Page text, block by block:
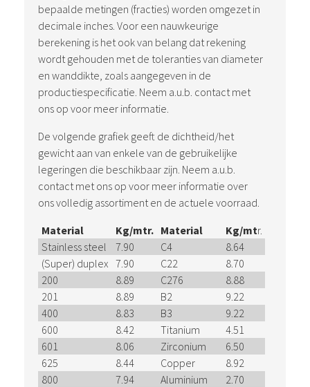
bepaalde metingen (fracties) worden omgezet in
decimale inches. Voor een nauwkeurige
berekening is het ook van belang dat rekening
wordt gehouden met de toleranties van diameter
en wanddikte, zoals aangegeven in de
productiespecificatie. Neem a.u.b. contact met
ons op voor meer informatie.
De volgende grafiek geeft de dichtheid/het
gewicht aan van enkele van de gebruikelijke
legeringen die beschikbaar zijn. Neem a.u.b.
contact met ons op voor meer informatie over
ons volledig assortiment en de actuele voorraad.
Material
Kg/mtr. Material Kg/mtr.
Stainless steel
7.90 C4
8.64
(Super) duplex 7.90 C22
8.70
200
8.89 C276
8.88
201
8.89 B2
9.22
400
8.83 B3
9.22
600
8.42 Titanium
4.51
601
8.06 Zirconium
6.50
625
8.44 Copper
8.92
800
7.94 Aluminium
2.70